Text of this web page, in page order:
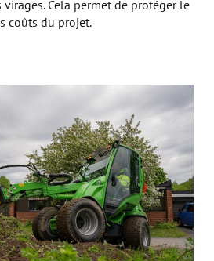
Cela permet de protéger le
coûts du projet.